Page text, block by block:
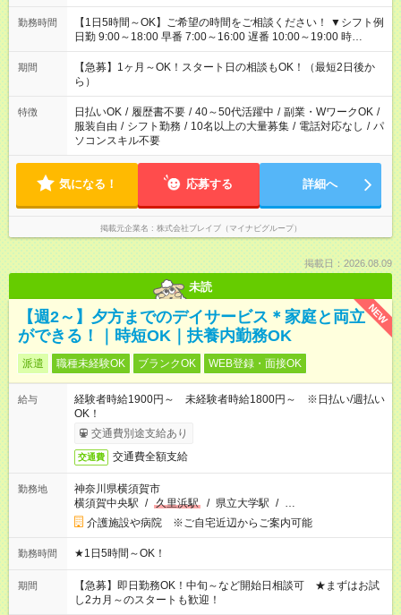
勤務時間
【1日5時間～OK】ご希望の時間をご相談ください！ ▼シフト例
日勤 9:00～18:00 早番 7:00～16:00 遅番 10:00～19:00 時
短 10:00～15:00 上記はあくまで一例です。 「夕方までには帰宅
しておきたい」 「朝はゆっくりのスタートがいい」 「お昼の時
間を有効に使いたい」 など、ご希望があれば教えてください
ね。
期間
【急募】1ヶ月～OK！スタート日の相談もOK！（最短2日後か
ら）
特徴 日払いOK / 履歴書不要 / 40～50代活躍中 / 副業・WワークOK /
服装自由 / シフト勤務 / 10名以上の大量募集 / 電話対応なし / パ
ソコンスキル不要
気になる！ 応募する 詳細へ
掲載元企業名 株式会社ブレイブ（マイナビグループ）
掲載日：2026.08.09
未読
NEW
【週2～】夕方までのデイサービス＊家庭と両立
ができる！｜時短OK｜扶養内勤務OK
派遣 職種未経験OK ブランクOK WEB登録・面接OK
給与
経験者時給1900円～ 未経験者時給1800円～ ※日払い/週払い
OK！
交通費別途支給あり
交通費 交通費全額支給
勤務地
神奈川県横須賀市
横須賀中央駅 / 久里浜駅 / 県立大学駅 / …
介護施設や病院 ※ご自宅近辺からご案内可能
勤務時間 ★1日5時間～OK！
期間
【急募】即日勤務OK！中旬～など開始日相談可 ★まずはお試
し2カ月～のスタートも歓迎！